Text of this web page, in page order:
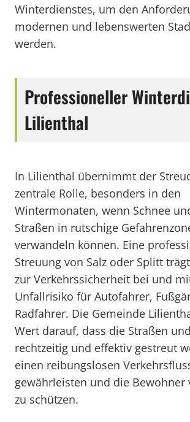
Winterdienstes, um den
modernen und lebenswerten
werden.
Professioneller
Lilienthal
In Lilienthal übernimmt der
zentrale Rolle, besonders in den
Wintermonaten, wenn Schnee
Straßen in rutschige
verwandeln können. Eine
Streuung von Salz oder Splitt
zur Verkehrssicherheit bei und
Unfallrisiko für Autofahrer,
Radfahrer. Die Gemeinde
Wert darauf, dass die Straßen
rechtzeitig und effektiv gestreut
einen reibungslosen
gewährleisten und die Bewohner
zu schützen.